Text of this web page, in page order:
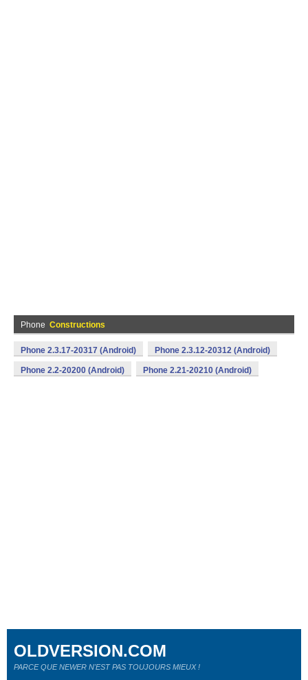
Phone Constructions
Phone 2.3.17-20317 (Android) Phone 2.3.12-20312 (Android)
Phone 2.2-20200 (Android) Phone 2.21-20210 (Android)
OLDVERSION.COM
PARCE QUE NEWER N'EST PAS TOUJOURS MIEUX !